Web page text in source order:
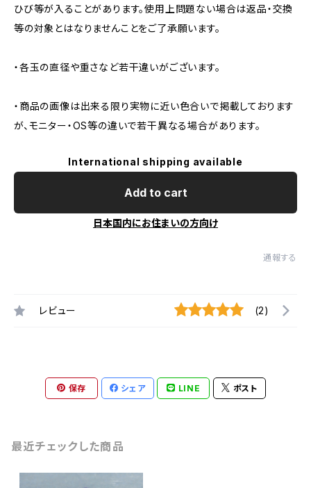
ひび等が入ることがあります。使用上問題ない場合は返品・交換
等の対象とはなりませんことをご了承願います。
・各玉の直径や重さなど若干違いがございます。
・商品の画像は出来る限り実物に近い色合いで掲載しております
が、モニター・OS等の違いで若干異なる場合があります。
International shipping available
Add to cart
日本国内にお住まいの方向け
通報する
レビュー (2)
保存 シェア LINE ポスト
最近チェックした商品